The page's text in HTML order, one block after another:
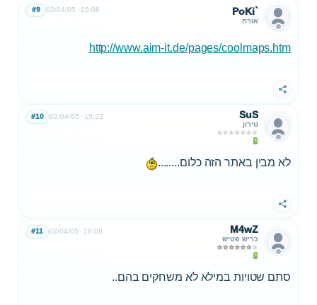
PoKi`
אורח
02/04/05 15:08
#9
http://www.aim-it.de/pages/coolmaps.htm
שתף
SuS
טירון
02/04/05 15:22
#10
לא מבין באתר הזה כלום........
שתף
M4wZ
כריש פטיש
02/04/05 18:08
#11
סתם שטויות במילא לא משחקים בהם..